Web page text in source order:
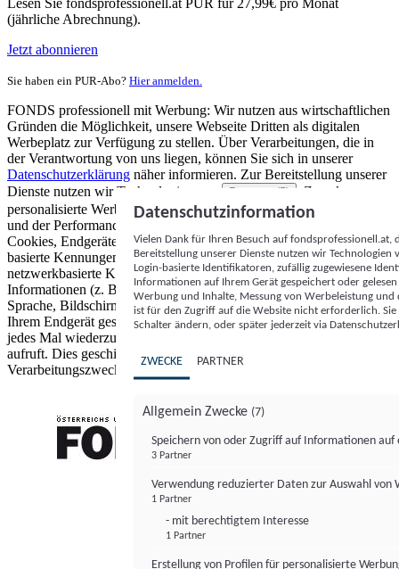
(jährliche Abrechnung).
Jetzt abonnieren
Sie haben ein PUR-Abo? Hier anmelden.
FONDS professionell mit Werbung: Wir nutzen aus wirtschaftlichen
Gründen die Möglichkeit, unsere Webseite Dritten als digitalen
Werbeplatz zur Verfügung zu stellen. Über Verarbeitungen, die in
der Verantwortung von uns liegen, können Sie sich in unserer
Datenschutzerklärung näher informieren. Zur Bereitstellung unserer
Dienste nutzen wir Technologien von
Partnern (5)
. Zwecke:
personalisierte Werbung und Inhalte, Messung von Werbeleistung
und der Performance von Inhalten sowie Zielgruppenforschung.
Cookies, Endgeräte- oder ähnliche Online-Kennungen (z. B. login-
basierte Kennungen, zufällig generierte Kennungen,
netzwerkbasierte Kennungen) können zusammen mit anderen
Informationen (z. B. Browsertyp und Browserinformationen,
Sprache, Bildschirmgröße, unterstützte Technologien usw.) auf
Ihrem Endgerät gespeichert oder von dort ausgelesen werden, um es
jedes Mal wiederzuerkennen, wenn es eine App oder einer Webseite
aufruft. Dies geschieht für einen oder mehrere der hier aufgeführten
Verarbeitungszwecke.
Datenschutzinformation
Vielen Dank für Ihren Besuch auf
Bereitstellung unserer Dienste nutzen wir Technologien
Login-basierte Identifikatoren, zufällig zugewiesene
Informationen auf Ihrem Gerät gespeichert oder
Werbung und Inhalte, Messung von Werbeleistung
ist für den Zugriff auf die Website nicht erforderlich.
Schalter ändern, oder später jederzeit via
ZWECKE PARTNER
Allgemein Zwecke (7)
Speichern von oder Zugriff auf Informationen auf
3 Partner
Verwendung reduzierter Daten zur Auswahl von
1 Partner
- mit berechtigtem Interesse
1 Partner
Erstellung von Profilen für personalisierte
FONDS professionell